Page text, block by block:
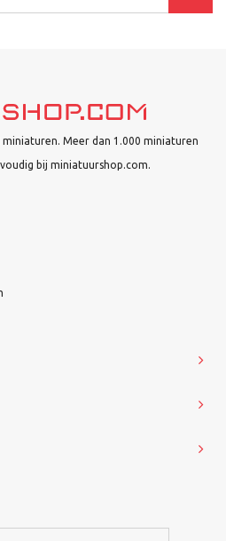
miniaturen. Meer dan 1.000 miniaturen
bij miniatuurshop.com.